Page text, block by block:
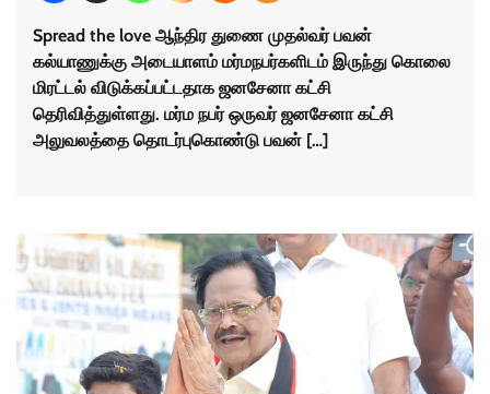
Spread the love ஆந்திர துணை முதல்வர் பவன்
கல்யாணுக்கு அடையாளம் மர்மநபர்களிடம் இருந்து கொலை
மிரட்டல் விடுக்கப்பட்டதாக ஜனசேனா கட்சி
தெரிவித்துள்ளது. மர்ம நபர் ஒருவர் ஜனசேனா கட்சி
அலுவலத்தை தொடர்புகொண்டு பவன் […]